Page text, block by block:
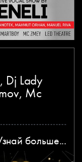
Dj Lady
Mc
больше...